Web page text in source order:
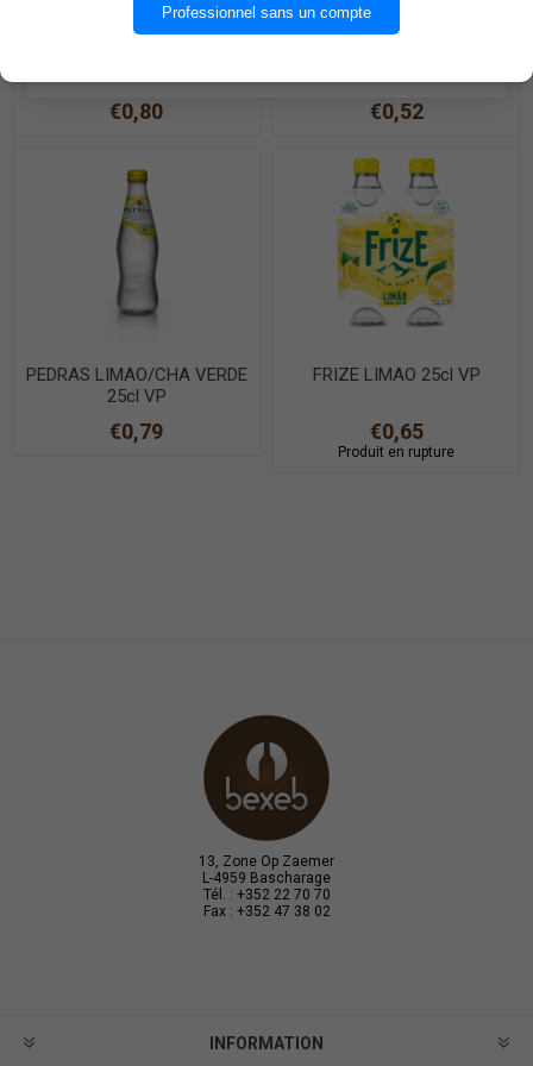
€0,80 €0,52
PEDRAS LIMAO/CHA VERDE
25cl VP
€0,79
FRIZE LIMAO 25cl VP
€0,65
Produit en rupture
13, Zone Op Zaemer
L-4959 Bascharage
Tél. : +352 22 70 70
Fax : +352 47 38 02
INFORMATION
OK
Professionnel sans un compte